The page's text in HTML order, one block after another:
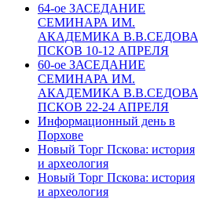
64-ое ЗАСЕДАНИЕ
СЕМИНАРА ИМ.
АКАДЕМИКА В.В.СЕДОВА
ПСКОВ 10-12 АПРЕЛЯ
60-ое ЗАСЕДАНИЕ
СЕМИНАРА ИМ.
АКАДЕМИКА В.В.СЕДОВА
ПСКОВ 22-24 АПРЕЛЯ
Информационный день в
Порхове
Новый Торг Пскова: история
и археология
Новый Торг Пскова: история
и археология